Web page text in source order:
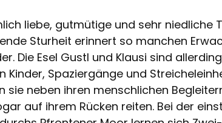
liebe, gutmütige und sehr niedliche
Sturheit erinnert so manchen
Die Esel Gustl und Klausi sind
Kinder, Spaziergänge und
sie neben ihren menschlichen
auf ihrem Rücken reiten. Bei der